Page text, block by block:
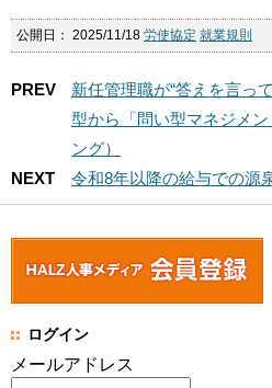
公開日： 2025/11/18 労使協定 就業規則
PREV
新任管理職が“答えを言っ
型から「問い型マネジメ
ング）
NEXT
令和8年以降の給与での源
ログイン
メールアドレス